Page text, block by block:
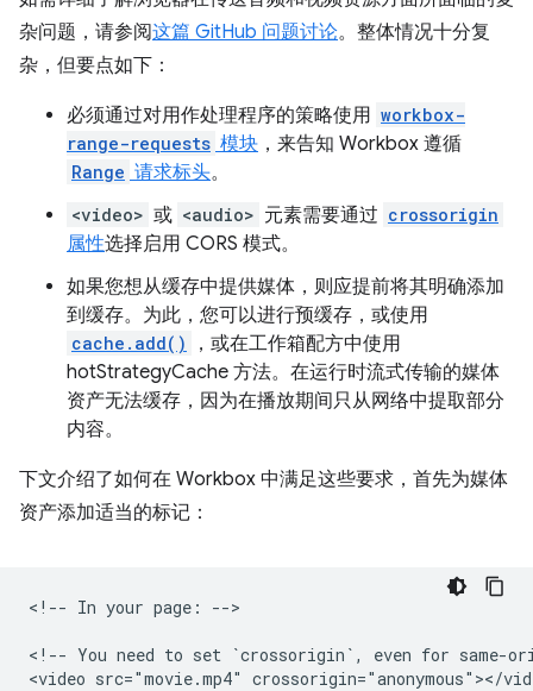
杂问题，请参阅这篇 GitHub 问题讨论。整体情况十分复
杂，但要点如下：
必须通过对用作处理程序的策略使用 workbox-
range-requests 模块 ，来告知 Workbox 遵循
Range 请求标头。
<video> 或 <audio> 元素需要通过 crossorigin
属性选择启用 CORS 模式。
如果您想从缓存中提供媒体，则应提前将其明确添加
到缓存。为此，您可以进行预缓存，或使用
cache.add()
，或在工作箱配方中使用
hotStrategyCache 方法。在运行时流式传输的媒体
资产无法缓存，因为在播放期间只从网络中提取部分
内容。
下文介绍了如何在 Workbox 中满足这些要求，首先为媒体
资产添加适当的标记：
<!-- In your page: -->
<!-- You need to set `crossorigin`, even for same-
<video src="movie.mp4" crossorigin="anonymous"></